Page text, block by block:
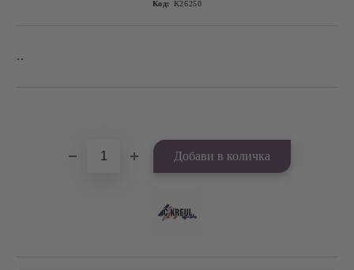
Код: K26250
..